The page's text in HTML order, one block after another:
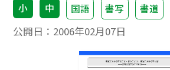
小 中 国語 書写 書道
公開日： 2006年02月07日